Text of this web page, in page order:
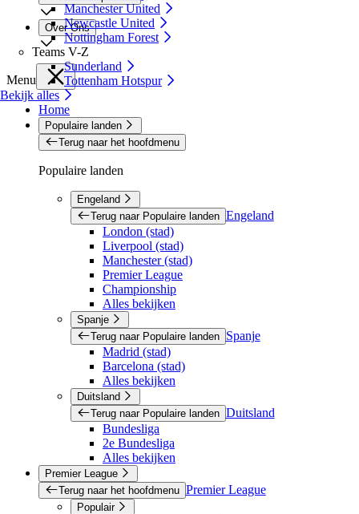
Manchester United
Newcastle United
Nottingham Forest
Teams V-Z
Sunderland
Tottenham Hotspur
Bekijk alles
Over Ons
Menu
Home
Populaire landen
Terug naar het hoofdmenu
Populaire landen
Engeland
Terug naar Populaire landen Engeland
London (stad)
Liverpool (stad)
Manchester (stad)
Premier League
Championship
Alles bekijken
Spanje
Terug naar Populaire landen
Spanje
Madrid (stad)
Barcelona (stad)
Alles bekijken
Duitsland
Terug naar Populaire landen Duitsland
Bundesliga
2e Bundesliga
Alles bekijken
Premier League
Terug naar het hoofdmenu Premier League
Populair